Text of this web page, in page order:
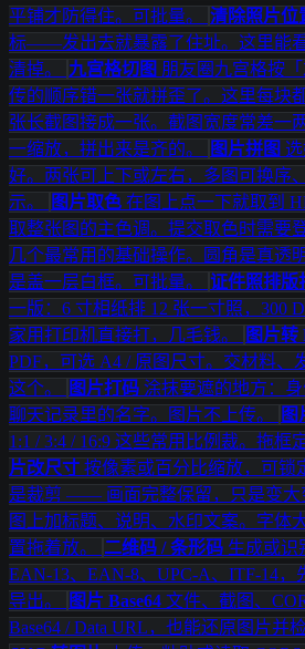
平铺才防得住。可批量。
清除照片位
标——发出去就暴露了住址。这里能
清掉。
九宫格切图 朋友圈九宫格按
传的顺序错一张就拼歪了。这里每块
张长截图接成一张。截图宽度常差一
一缩放，拼出来是齐的。
图片拼图
好。两张可上下或左右，多图可换序
示。
图片取色 在图上点一下就取到
取整张图的主色调。提交取色时需要登
几个最常用的基础操作。圆角是真透
是盖一层白框。可批量。
证件照排版
一版：6 寸相纸排 12 张一寸照，300
家用打印机直接打，几毛钱。
图片转
PDF，可选 A4 / 原图尺寸。交材料、
这个。
图片打码 涂抹要遮的地方：身
聊天记录里的名字。图片不上传。
图
1:1 / 3:4 / 16:9 这些常用比例裁。拖框
片改尺寸 按像素或百分比缩放，可锁
是裁剪 —— 画面完整保留，只是变大
图上加标题、说明、水印文案。字体
置拖着放。
二维码 / 条形码 生成或识
EAN-13、EAN-8、UPC-A、ITF-14，
导出。
图片 Base64 文件、截图、
Base64 / Data URL，也能还原图片并